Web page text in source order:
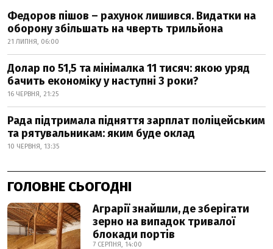
Федоров пішов – рахунок лишився. Видатки на
оборону збільшать на чверть трильйона
21 ЛИПНЯ, 06:00
Долар по 51,5 та мінімалка 11 тисяч: якою уряд
бачить економіку у наступні 3 роки?
16 ЧЕРВНЯ, 21:25
Рада підтримала підняття зарплат поліцейським
та рятувальникам: яким буде оклад
10 ЧЕРВНЯ, 13:35
ГОЛОВНЕ СЬОГОДНІ
Аграрії знайшли, де зберігати
зерно на випадок тривалої
блокади портів
7 СЕРПНЯ, 14:00